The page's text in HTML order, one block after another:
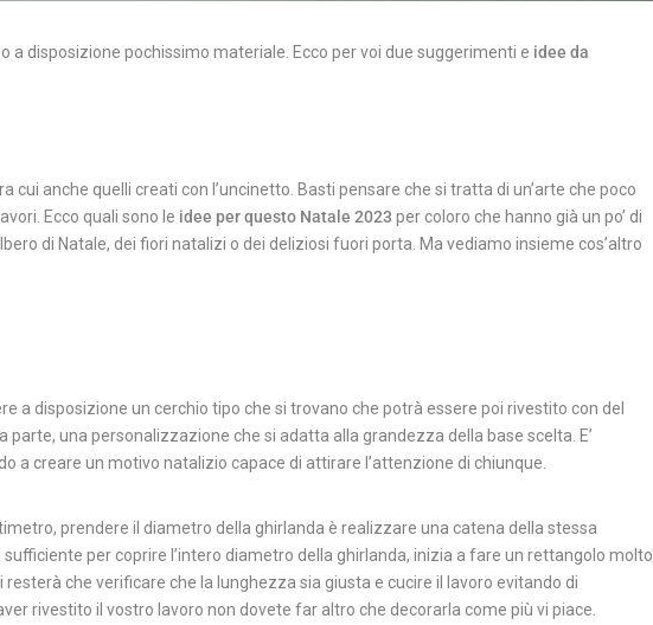
a disposizione pochissimo materiale. Ecco per voi due suggerimenti e idee da
cui anche quelli creati con l’uncinetto. Basti pensare che si tratta di un’arte che poco
Ecco quali sono le idee per questo Natale 2023 per coloro che hanno già un po’ di
di Natale, dei fiori natalizi o dei deliziosi fuori porta. Ma vediamo insieme cos’altro
a disposizione un cerchio tipo che si trovano che potrà essere poi rivestito con del
una personalizzazione che si adatta alla grandezza della base scelta. E’
a creare un motivo natalizio capace di attirare l’attenzione di chiunque.
prendere il diametro della ghirlanda è realizzare una catena della stessa
per coprire l’intero diametro della ghirlanda, inizia a fare un rettangolo molto
resterà che verificare che la lunghezza sia giusta e cucire il lavoro evitando di
rivestito il vostro lavoro non dovete far altro che decorarla come più vi piace.